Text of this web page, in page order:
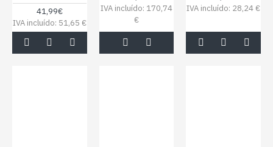
41,99€
IVA incluído: 51,65 €
IVA incluído: 170,74
€
IVA incluído: 28,24 €